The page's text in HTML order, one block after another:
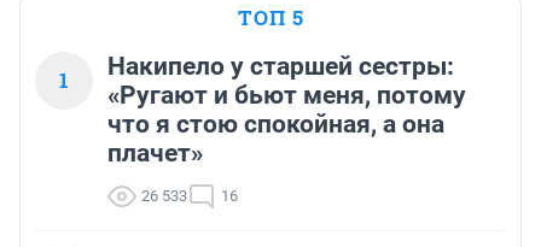
ТОП 5
1
Накипело у старшей сестры:
«Ругают и бьют меня, потому
что я стою спокойная, а она
плачет»
26 533 16